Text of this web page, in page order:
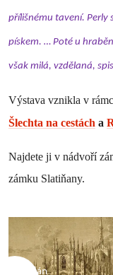
přílišnému tavení. Perly
pískem. … Poté u
však milá, vzdělaná,
Výstava vznikla v
Šlechta na cestách a
Najdete ji v nádvoří
zámku Slatiňany.
Milán